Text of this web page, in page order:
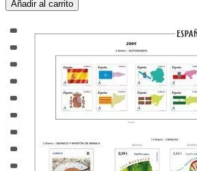
Añadir al carrito